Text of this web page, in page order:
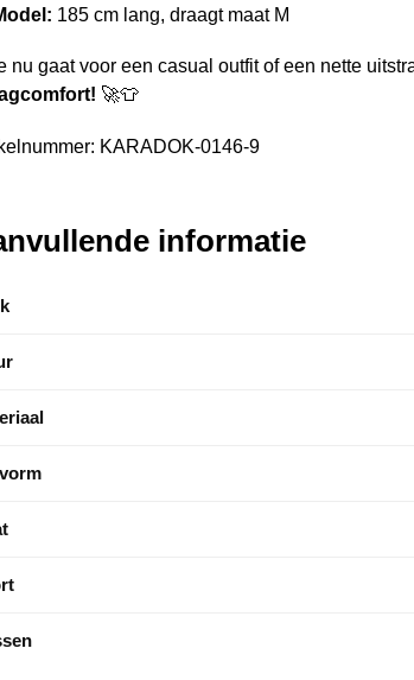
185 cm lang, draagt maat M
nu gaat voor een casual outfit of een nette
🚀👕
KARADOK-0146-9
informatie